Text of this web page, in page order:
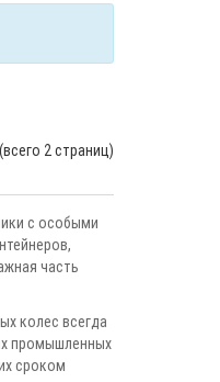
2 страниц)
с особыми
часть
колес всегда
промышленных
сроком